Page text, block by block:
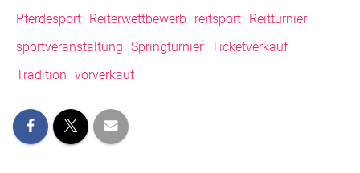
Pferdesport
Reiterwettbewerb reitsport
Reitturnier
sportveranstaltung Springturnier Ticketverkauf
Tradition vorverkauf